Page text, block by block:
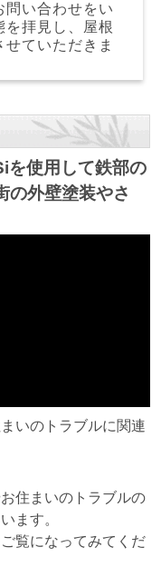
問い合わせをい
を拝見し、屋根
ていただきま
を使用して鉄部の
の外壁塗装やさ
いのトラブルに関連
住まいのトラブルの
ます。
覧になってみてくだ